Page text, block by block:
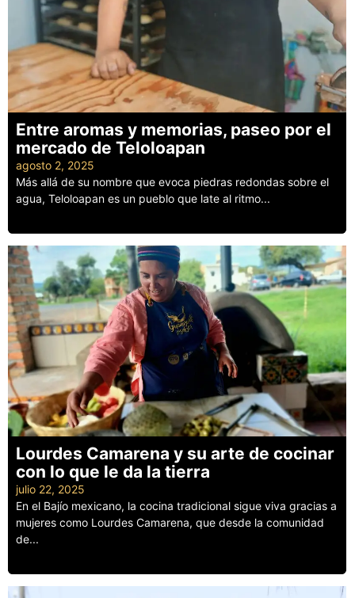
Entre aromas y memorias, paseo por el
mercado de Teloloapan
agosto 2, 2025
Más allá de su nombre que evoca piedras redondas sobre el
agua, Teloloapan es un pueblo que late al ritmo...
Lourdes Camarena y su arte de cocinar
con lo que le da la tierra
julio 22, 2025
En el Bajío mexicano, la cocina tradicional sigue viva gracias a
mujeres como Lourdes Camarena, que desde la comunidad
de...